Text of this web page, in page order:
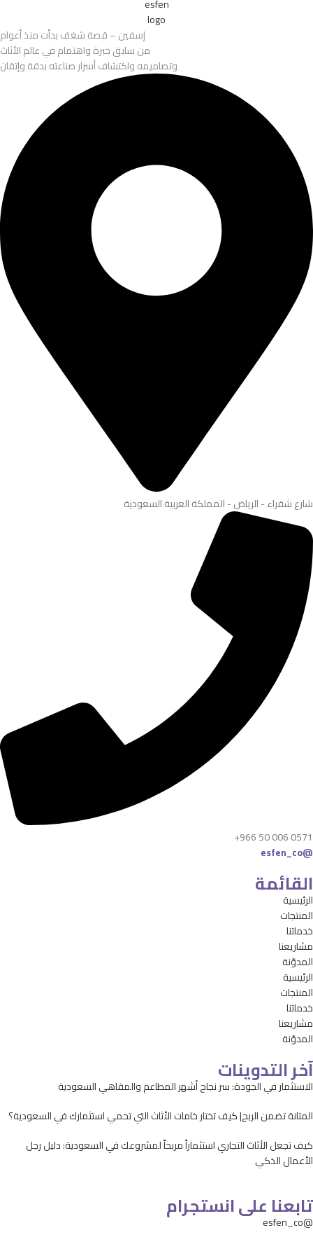
إسفين – قصة شغف بدأت منذ أعوام
من سابق خبرة واهتمام في عالم الأثاث
وتصاميمه واكتشاف أسرار صناعته بدقة وإتقان
شارع شقراء - الرياض - المملكة العربية السعودية
+966 50 006 0571
@esfen_co
القائمة
الرئيسية
المنتجات
خدماتنا
مشاريعنا
المدوّنة
الرئيسية
المنتجات
خدماتنا
مشاريعنا
المدوّنة
آخر التدوينات
الاستثمار في الجودة: سر نجاح أشهر المطاعم والمقاهي السعودية
المتانة تضمن الربح| كيف تختار خامات الأثاث التي تحمي استثمارك في السعودية؟
كيف تجعل الأثاث التجاري استثماراً مربحاً لمشروعك في السعودية: دليل رجل
الأعمال الذكي
تابعنا على انستجرام
@esfen_co